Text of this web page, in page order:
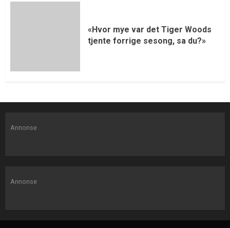
«Hvor mye var det Tiger Woods
tjente forrige sesong, sa du?»
Annonse
Annonse